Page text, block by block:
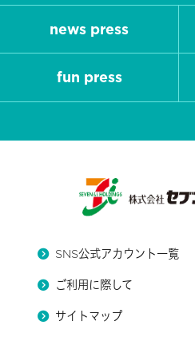
news press
fun press
SNS公式アカウント一覧
ご利用に際して
サイトマップ